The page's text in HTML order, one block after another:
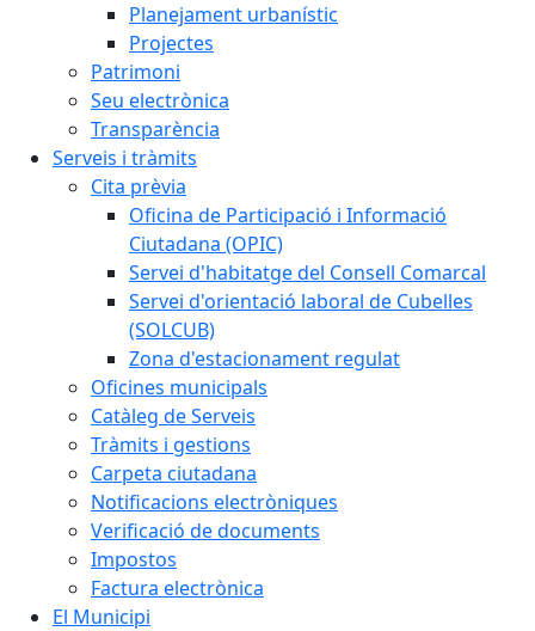
Planejament urbanístic
Projectes
Patrimoni
Seu electrònica
Transparència
Serveis i tràmits
Cita prèvia
Oficina de Participació i Informació
Ciutadana (OPIC)
Servei d'habitatge del Consell Comarcal
Servei d'orientació laboral de Cubelles
(SOLCUB)
Zona d'estacionament regulat
Oficines municipals
Catàleg de Serveis
Tràmits i gestions
Carpeta ciutadana
Notificacions electròniques
Verificació de documents
Impostos
Factura electrònica
El Municipi